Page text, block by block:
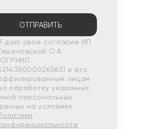
ОТПРАВИТЬ
даю свое согласие ИП
О.А.
и его
лицам
обработку указанных
персональных
на условиях